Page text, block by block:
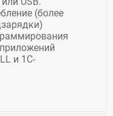
(более
и 1C-